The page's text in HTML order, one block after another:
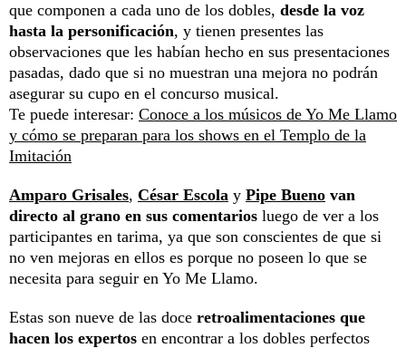
que componen a cada uno de los dobles, desde la voz
hasta la personificación, y tienen presentes las
observaciones que les habían hecho en sus presentaciones
pasadas, dado que si no muestran una mejora no podrán
asegurar su cupo en el concurso musical.
Te puede interesar: Conoce a los músicos de Yo Me Llamo
y cómo se preparan para los shows en el Templo de la
Imitación
Amparo Grisales, César Escola y Pipe Bueno van
directo al grano en sus comentarios luego de ver a los
participantes en tarima, ya que son conscientes de que si
no ven mejoras en ellos es porque no poseen lo que se
necesita para seguir en Yo Me Llamo.
Estas son nueve de las doce retroalimentaciones que
hacen los expertos en encontrar a los dobles perfectos